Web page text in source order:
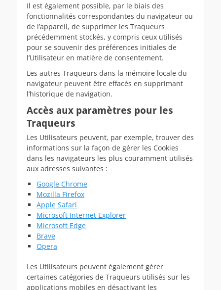
Il est également possible, par le biais des
fonctionnalités correspondantes du navigateur ou
de l’appareil, de supprimer les Traqueurs
précédemment stockés, y compris ceux utilisés
pour se souvenir des préférences initiales de
l’Utilisateur en matière de consentement.
Les autres Traqueurs dans la mémoire locale du
navigateur peuvent être effacés en supprimant
l’historique de navigation.
Accès aux paramètres pour les
Traqueurs
Les Utilisateurs peuvent, par exemple, trouver des
informations sur la façon de gérer les Cookies
dans les navigateurs les plus couramment utilisés
aux adresses suivantes :
Google Chrome
Mozilla Firefox
Apple Safari
Microsoft Internet Explorer
Microsoft Edge
Brave
Opera
Les Utilisateurs peuvent également gérer
certaines catégories de Traqueurs utilisés sur les
applications mobiles en désactivant les